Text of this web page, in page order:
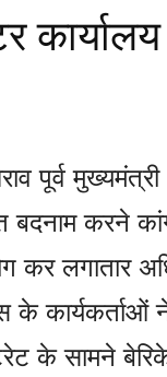
पूर्व
बदनाम करने
कर लगातार
के
के सामने